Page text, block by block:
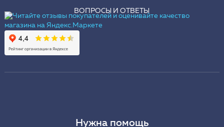
ВОПРОСЫ И ОТВЕТЫ
Нужна помощь